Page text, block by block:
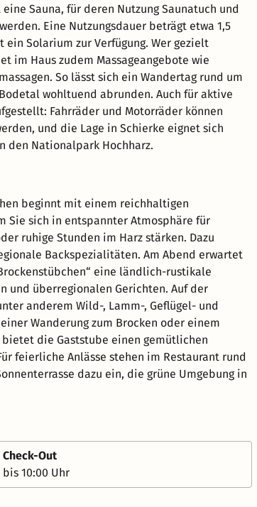
Sauna, für deren Nutzung Saunatuch und
Eine Nutzungsdauer beträgt etwa 1,5
ein Solarium zur Verfügung. Wer gezielt
im Haus zudem Massageangebote wie
So lässt sich ein Wandertag rund um
wohltuend abrunden. Auch für aktive
Fahrräder und Motorräder können
und die Lage in Schierke eignet sich
den Nationalpark Hochharz.
beginnt mit einem reichhaltigen
Sie sich in entspannter Atmosphäre für
ruhige Stunden im Harz stärken. Dazu
Backspezialitäten. Am Abend erwartet
eine ländlich-rustikale
und überregionalen Gerichten. Auf der
anderem Wild-, Lamm-, Geflügel- und
Wanderung zum Brocken oder einem
bietet die Gaststube einen gemütlichen
feierliche Anlässe stehen im Restaurant rund
dazu ein, die grüne Umgebung in
Check-Out
bis 10:00 Uhr